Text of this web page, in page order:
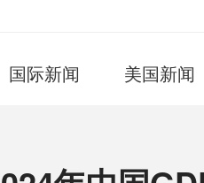
国际新闻 美国新闻